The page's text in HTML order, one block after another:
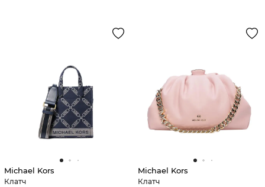
Michael Kors
Клатч
Michael Kors
Клатч